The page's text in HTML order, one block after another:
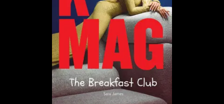
Pomarańczowy okrąg nawiązuje do barw
zachodzącego słońca. Granat także nie jest tutaj
przypadkowy – symbolizuje rzekę, otaczającą
klubopiekarnię, która mieści się na wyspie. W lokalu
znajduje się również otwarta kuchnia, umożliwiającą
obserwację procesu wypieku.